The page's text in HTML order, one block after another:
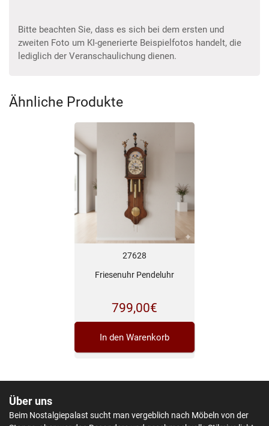
Bitte beachten Sie, dass es sich bei dem ersten und
zweiten Foto um KI-generierte Beispielfotos handelt, die
lediglich der Veranschaulichung dienen.
Ähnliche Produkte
27628
Friesenuhr Pendeluhr
799,00€
In den Warenkorb
Über uns
Beim Nostalgiepalast sucht man vergeblich nach Möbeln von der